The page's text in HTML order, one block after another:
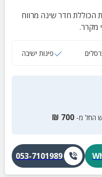
הכוללת חדר שינה מרווח
מקרר.
פינות ישיבה
החל מ- 700
₪
053-7101989